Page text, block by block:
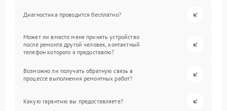
Диагностика проводится бесплатно?
Может ли вместо меня принять устройство
после ремонта другой человек, контактный
телефон которого я предоставлю?
Возможно ли получать обратную связь в
процессе выполнения ремонтных работ?
Какую гарантию вы предоставляете?